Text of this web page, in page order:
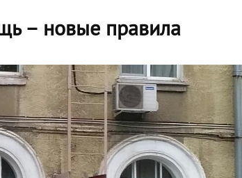
– новые правила